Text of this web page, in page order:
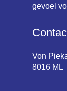
gevoel
Von
8016 ML